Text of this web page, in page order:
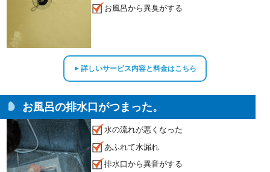
お風呂から異臭がする
▲詳しいサービス内容と料金はこちら
お風呂の排水口がつまった。
水の流れが悪くなった
あふれて水漏れ
排水口から異音がする